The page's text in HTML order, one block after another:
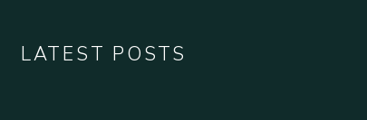
LATEST POSTS